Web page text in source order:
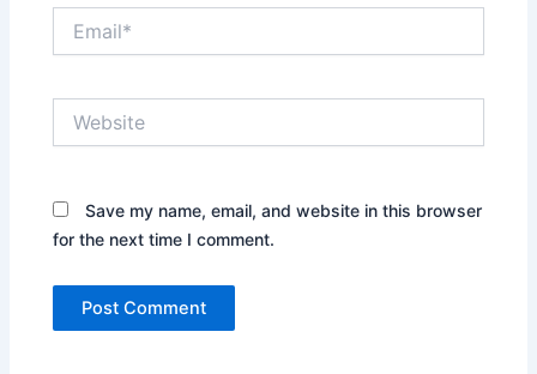
Save my name, email, and website in this browser
for the next time I comment.